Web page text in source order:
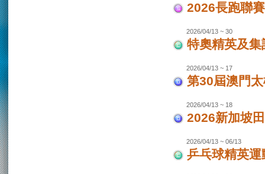
2026長跑聯
2026/04/13 ~ 30
特奧精英及
2026/04/13 ~ 17
第30屆澳門
2026/04/13 ~ 18
2026新加坡
2026/04/13 ~ 06/13
乒乓球精英